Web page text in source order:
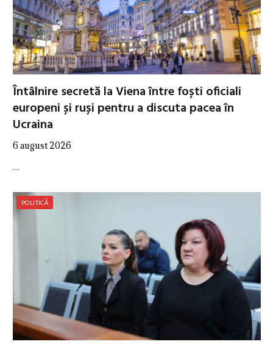
Întâlnire secretă la Viena între foști oficiali
europeni și ruși pentru a discuta pacea în
Ucraina
6 august 2026
…
POLITICĂ